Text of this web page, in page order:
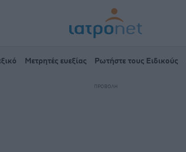
Μετρητές ευεξίας Ρωτήστε τους Ειδικούς